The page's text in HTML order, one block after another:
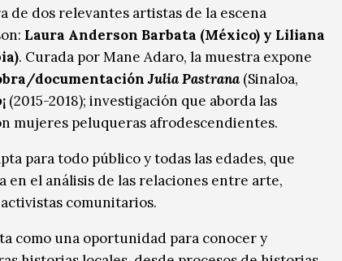
de dos relevantes artistas de la escena
Laura Anderson Barbata (México) y Liliana
. Curada por Mane Adaro, la muestra expone
documentaciónJulia Pastrana (Sinaloa,
¡ (2015-2018); investigación que aborda las
mujeres peluqueras afrodescendientes.
para todo público y todas las edades, que
en el análisis de las relaciones entre arte,
comunitarios.
como una oportunidad para conocer y